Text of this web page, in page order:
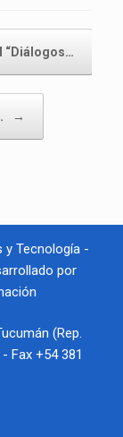
“Diálogos…
→
y Tecnología -
por
(Rep.
Fax +54 381